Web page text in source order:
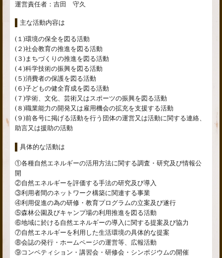
運営責任者：吉田 守久
主な活動内容は
(１)環境の保全を図る活動
(２)社会教育の推進を図る活動
(３)まちづくりの推進を図る活動
(４)科学技術の振興を図る活動
(５)消費者の保護を図る活動
(６)子どもの健全育成を図る活動
(７)学術、文化、芸術又はスポーツの振興を図る活動
(８)職業能力の開発又は雇用機会の拡充を支援する活動
(９)前各号に掲げる活動を行う団体の運営又は活動に関する連絡、
助言又は援助の活動
具体的な活動は
①各種自然エネルギーの活用方法に関する調査・研究及び情報公
開
②自然エネルギーを評価する手法の研究及び導入
③利用者間のネットワーク構築に関連する事業
④利用促進の為の研修・教育プログラムの立案及び遂行
⑤森林公園及びキャンプ場の利用推進を図る活動
⑥地域に於ける自然エネルギーの導入に関する提案及び協力
⑦自然エネルギーを利用した生活環境の具体的な提案
⑧会誌の発行・ホームページの運営等、広報活動
⑨コンペティション・講習会・研修会・シンポジウムの開催